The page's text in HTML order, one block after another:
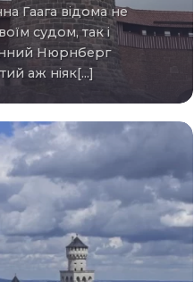
судом, так і
Нюрнберг
аж ніяк[...]